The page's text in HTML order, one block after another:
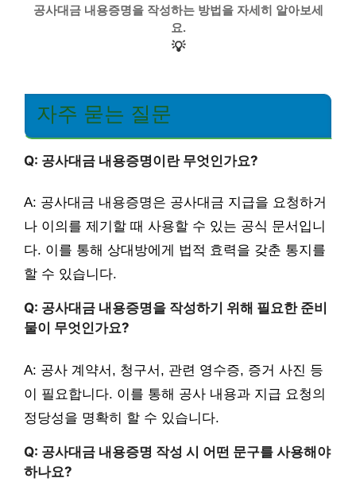
공사대금 내용증명을 작성하는 방법을 자세히 알아보세
요.
💡
자주 묻는 질문
Q: 공사대금 내용증명이란 무엇인가요?
A: 공사대금 내용증명은 공사대금 지급을 요청하거
나 이의를 제기할 때 사용할 수 있는 공식 문서입니
다. 이를 통해 상대방에게 법적 효력을 갖춘 통지를
할 수 있습니다.
Q: 공사대금 내용증명을 작성하기 위해 필요한 준비
물이 무엇인가요?
A: 공사 계약서, 청구서, 관련 영수증, 증거 사진 등
이 필요합니다. 이를 통해 공사 내용과 지급 요청의
정당성을 명확히 할 수 있습니다.
Q: 공사대금 내용증명 작성 시 어떤 문구를 사용해야
하나요?